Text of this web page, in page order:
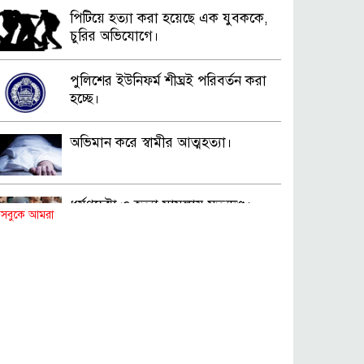
পিটিয়ে হত্যা করা হয়েছে এক যুবককে,
চুরির অভিযোগে।
পুলিশের ইউনিফর্ম শীঘ্রই পরিবর্তন করা
হচ্ছে।
অভিমান করে স্বামীর আত্মহত্যা।
ধর্ষণচেষ্টা ও হত্যা মামলায় মৃত্যুদণ্ড।
আমরা